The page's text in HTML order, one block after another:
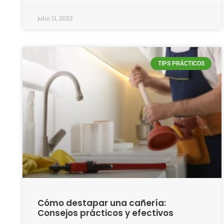
julio 11, 2023
TIPS PRÁCTICOS
Cómo destapar una cañería:
Consejos prácticos y efectivos